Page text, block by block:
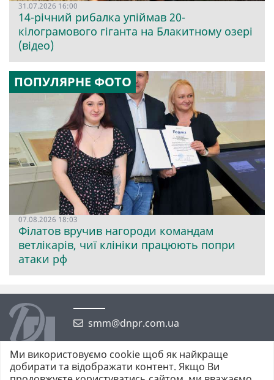
31.07.2026 16:00
14-річний рибалка упіймав 20-
кілограмового гіганта на Блакитному озері
(відео)
ПОПУЛЯРНЕ ФОТО
07.08.2026 18:03
Філатов вручив нагороди командам
ветлікарів, чиї клініки працюють попри
атаки рф
smm@dnpr.com.ua
Ми використовуємо cookie щоб як найкраще
добирати та відображати контент. Якщо Ви